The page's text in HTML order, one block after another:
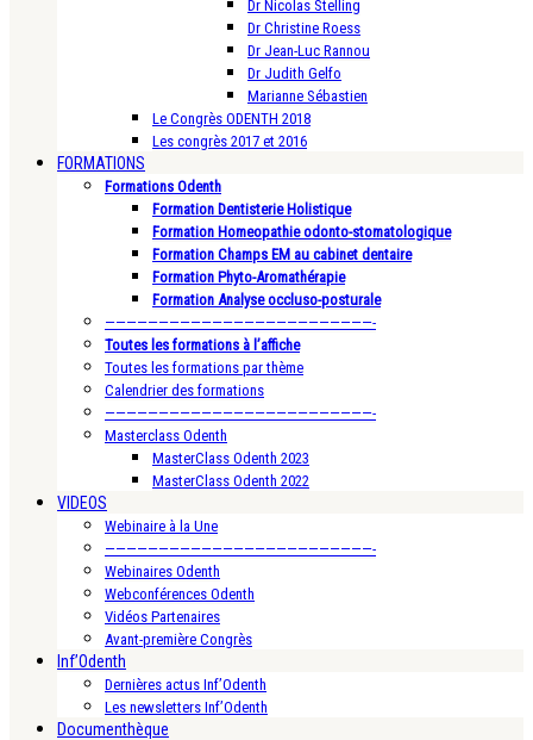
Dr Nicolas Stelling
Dr Christine Roess
Dr Jean-Luc Rannou
Dr Judith Gelfo
Marianne Sébastien
Le Congrès ODENTH 2018
Les congrès 2017 et 2016
FORMATIONS
Formations Odenth
Formation Dentisterie Holistique
Formation Homeopathie odonto-stomatologique
Formation Champs EM au cabinet dentaire
Formation Phyto-Aromathérapie
Formation Analyse occluso-posturale
—————————————————————————-
Toutes les formations à l’affiche
Toutes les formations par thème
Calendrier des formations
—————————————————————————-
Masterclass Odenth
MasterClass Odenth 2023
MasterClass Odenth 2022
VIDEOS
Webinaire à la Une
—————————————————————————-
Webinaires Odenth
Webconférences Odenth
Vidéos Partenaires
Avant-première Congrès
Inf’Odenth
Dernières actus Inf’Odenth
Les newsletters Inf’Odenth
Documenthèque